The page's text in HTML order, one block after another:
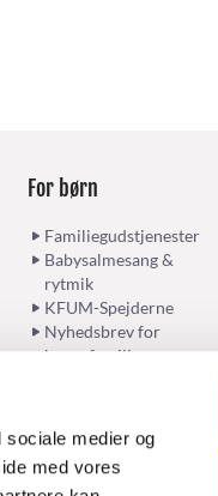
medier og
med vores
For børn
Familiegudstjenester
Babysalmesang &
rytmik
KFUM-Spejderne
Nyhedsbrev for
børnefamilier